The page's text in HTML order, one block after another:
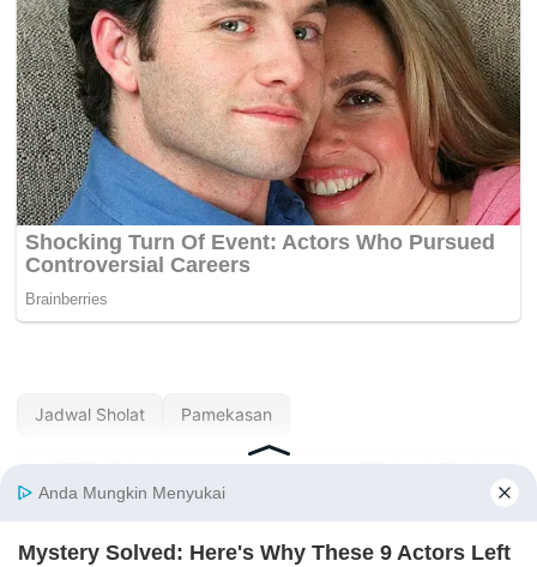
Jadwal Sholat Pamekasan
Jadwal Sholat Palu
Hari Ini — Agustus
Jadwal Sholat
Pandeglang Hari Ini